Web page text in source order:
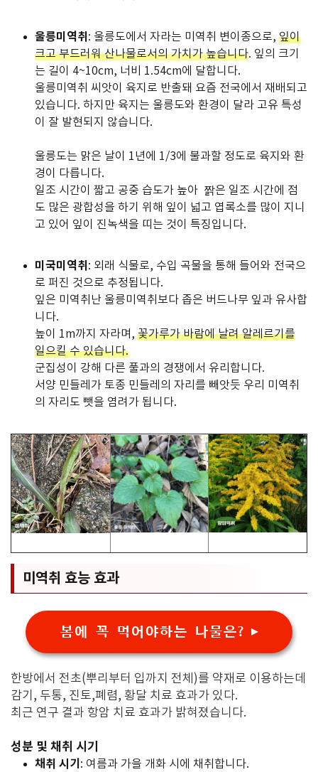
울릉미역취 : 울릉도에서 자라는 미역취 변이종으로, 잎이
크고 부드러워 산나물로서의 가치가 높습니다. 잎의 크기
는 길이 4~10cm, 너비 1.54cm에 달합니다.
울릉미역취 씨앗이 육지로 반출돼 요즘 전국에서 재배되고
있습니다. 하지만 육지는 울릉도와 환경이 달라 고유 특성
이 잘 발현되지 않습니다.
울릉도는 맑은 날이 1년에 1/3에 불과할 정도로 육지와 환
경이 다릅니다.
일조 시간이 짧고 공중 습도가 높아 짥은 일조 시간에 점
도 많은 광합성을 하기 위해 잎이 넓고 엽록소를 많이 지니
고 있어 잎이 진녹색을 띠는 것이 특징입니다.
미국미역취 : 외래 식물로, 수입 곡물을 통해 들어와 전국으
로 퍼진 것으로 추정됩니다.
잎은 미역취난 울릉미역취보다 좁은 버드나무 잎과 유사합
니다.
높이 1m까지 자라며, 꽃가루가 바람에 날려 알레르기를
일으킬 수 있습니다.
군집성이 강해 다른 풀과의 경쟁에서 유리합니다.
서양 민들레가 토종 민들레의 자리를 빼앗듯 우리 미역취
의 자리도 뺏을 염려가 됩니다.
미역취 효능 효과
봄에 꼭 먹어야하는 나물은? ▶
한방에서 전초(뿌리부터 입까지 전체)를 약재로 이용하는데
감기, 두통, 진토,폐렴, 황달 치료 효과가 있다.
최근 연구 결과 항암 치료 효과가 밝혀졌습니다.
성분 및 채취 시기
채취 시기 : 여름과 가을 개화 시에 채취합니다.